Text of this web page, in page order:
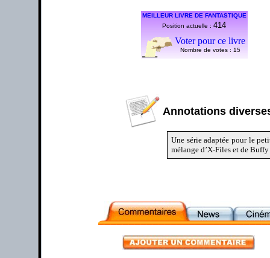
MEILLEUR LIVRE DE FANTASTIQUE
Position actuelle : 414
Voter pour ce livre
Nombre de votes : 15
Annotations
Une série adaptée pour le
mélange d’X-Files et de Buffy